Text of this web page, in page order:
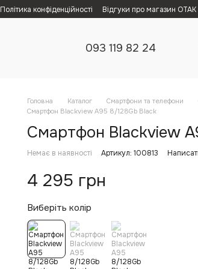
Політика конфіденційності Відгуки про магазин ОТАК
093 119 82 24
Головна Каталог Смартфони та телефони
Смартфон Blackview A95 8/128Gb Black
Смартфон Blackview
Немає в наявності Артикул: 100813
4 295 грн
Виберіть колір